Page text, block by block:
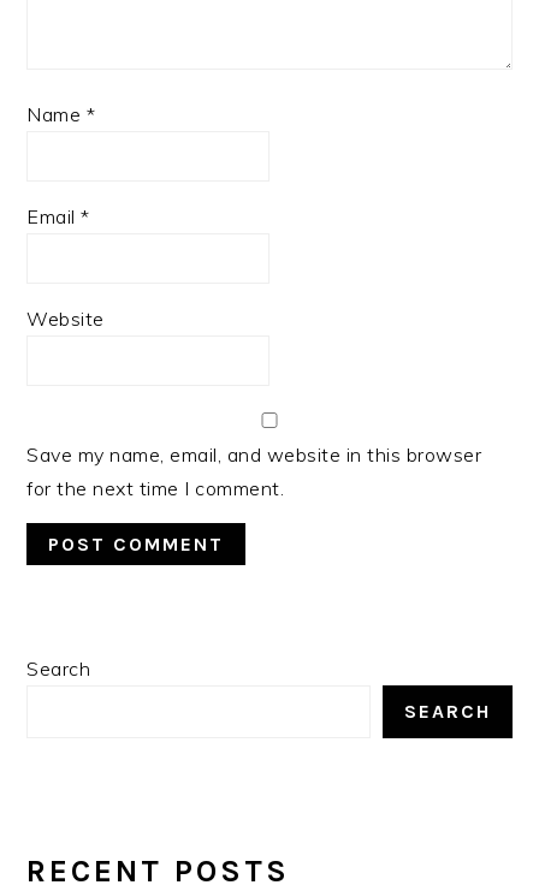
Name *
Email*
Website
Save my name, email, and website in this browser
for the next time I comment.
PRIMARY
Search
SEARCH
RECENT POSTS